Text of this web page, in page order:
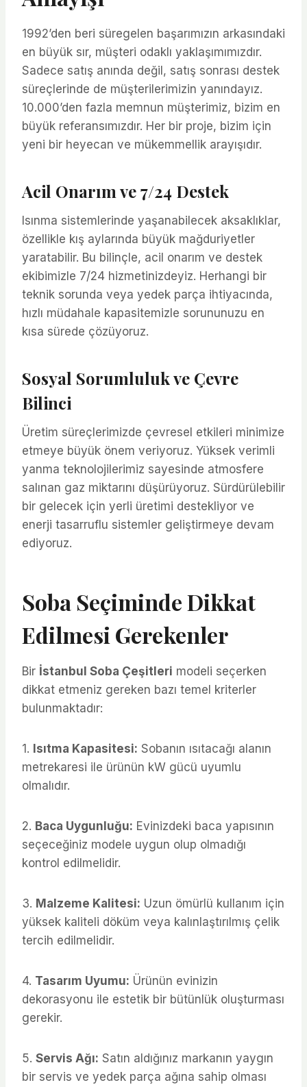
1992’den beri süregelen başarımızın arkasındaki
en büyük sır, müşteri odaklı yaklaşımımızdır.
Sadece satış anında değil, satış sonrası destek
süreçlerinde de müşterilerimizin yanındayız.
10.000’den fazla memnun müşterimiz, bizim en
büyük referansımızdır. Her bir proje, bizim için
yeni bir heyecan ve mükemmellik arayışıdır.
Acil Onarım ve 7/24 Destek
Isınma sistemlerinde yaşanabilecek aksaklıklar,
özellikle kış aylarında büyük mağduriyetler
yaratabilir. Bu bilinçle, acil onarım ve destek
ekibimizle 7/24 hizmetinizdeyiz. Herhangi bir
teknik sorunda veya yedek parça ihtiyacında,
hızlı müdahale kapasitemizle sorununuzu en
kısa sürede çözüyoruz.
Sosyal Sorumluluk ve Çevre
Bilinci
Üretim süreçlerimizde çevresel etkileri minimize
etmeye büyük önem veriyoruz. Yüksek verimli
yanma teknolojilerimiz sayesinde atmosfere
salınan gaz miktarını düşürüyoruz. Sürdürülebilir
bir gelecek için yerli üretimi destekliyor ve
enerji tasarruflu sistemler geliştirmeye devam
ediyoruz.
Soba Seçiminde Dikkat
Edilmesi Gerekenler
Bir İstanbul Soba Çeşitleri modeli seçerken
dikkat etmeniz gereken bazı temel kriterler
bulunmaktadır:
1. Isıtma Kapasitesi: Sobanın ısıtacağı alanın
metrekaresi ile ürünün kW gücü uyumlu
olmalıdır.
2. Baca Uygunluğu: Evinizdeki baca yapısının
seçeceğiniz modele uygun olup olmadığı
kontrol edilmelidir.
3. Malzeme Kalitesi: Uzun ömürlü kullanım için
yüksek kaliteli döküm veya kalınlaştırılmış çelik
tercih edilmelidir.
4. Tasarım Uyumu: Ürünün evinizin
dekorasyonu ile estetik bir bütünlük oluşturması
gerekir.
5. Servis Ağı: Satın aldığınız markanın yaygın
bir servis ve yedek parça ağına sahip olması